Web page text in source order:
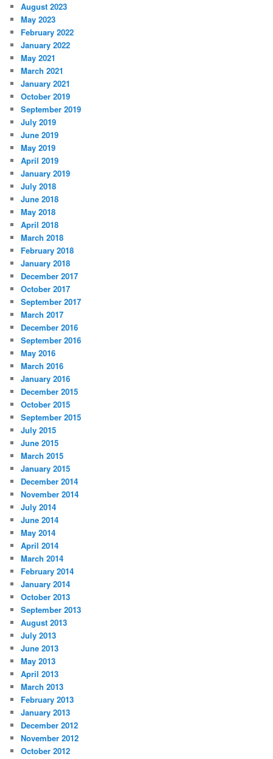
August 2023
May 2023
February 2022
January 2022
May 2021
March 2021
January 2021
October 2019
September 2019
July 2019
June 2019
May 2019
April 2019
January 2019
July 2018
June 2018
May 2018
April 2018
March 2018
February 2018
January 2018
December 2017
October 2017
September 2017
March 2017
December 2016
September 2016
May 2016
March 2016
January 2016
December 2015
October 2015
September 2015
July 2015
June 2015
March 2015
January 2015
December 2014
November 2014
July 2014
June 2014
May 2014
April 2014
March 2014
February 2014
January 2014
October 2013
September 2013
August 2013
July 2013
June 2013
May 2013
April 2013
March 2013
February 2013
January 2013
December 2012
November 2012
October 2012